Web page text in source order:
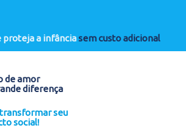
proteja a infânciasem custo adicional
de amor
diferença
seu
social!